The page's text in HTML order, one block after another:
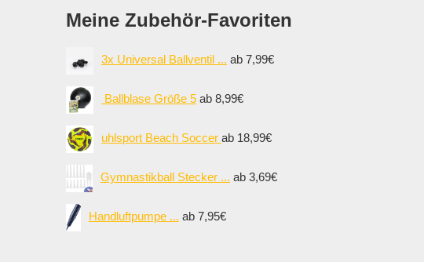
Meine Zubehör-Favoriten
3x Universal Ballventil ... ab 7,99€
Ballblase Größe 5 ab 8,99€
uhlsport Beach Soccer ab 18,99€
Gymnastikball Stecker ... ab 3,69€
Handluftpumpe ... ab 7,95€